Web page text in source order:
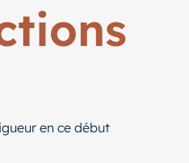
en ce début